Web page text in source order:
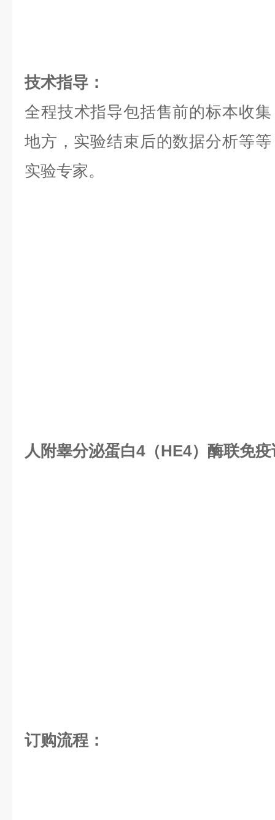
技术指导：
全程技术指导包括售前的标本收
地方，实验结束后的数据分析等
实验专家。
人附睾分泌蛋白4（HE4）酶联免
​​订购流程：